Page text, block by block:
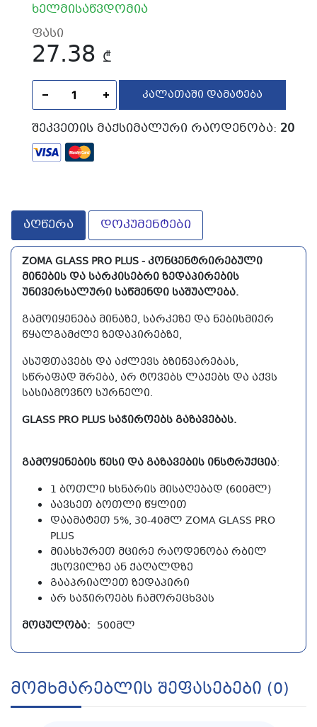
ხელმისაწვდომია
ფასი
27.38 ₾
ᲙᲐᲚᲐᲗᲐᲨᲘ ᲓᲐᲛᲐᲢᲔᲑᲐ
ᲨᲔᲙᲕᲔᲗᲘᲡ ᲛᲐᲥᲡᲘᲛᲐᲚᲣᲠᲘ ᲠᲐᲝᲓᲔᲜᲝᲑᲐ: 20
აღწერა დოკუმენტები
ZOMA GLASS PRO PLUS - ᲙᲝᲜᲪᲔᲜᲢᲠᲘᲠᲔᲑᲣᲚᲘ
ᲛᲘᲜᲔᲑᲘᲡ ᲓᲐ ᲡᲐᲠᲙᲘᲡᲔᲑᲠᲘ ᲖᲔᲓᲐᲞᲘᲠᲔᲑᲘᲡ
ᲣᲜᲘᲕᲔᲠᲡᲐᲚᲣᲠᲘ ᲡᲐᲬᲛᲔᲜᲓᲘ ᲡᲐᲨᲣᲐᲚᲔᲑᲐ.
ᲒᲐᲛᲝᲘᲧᲔᲜᲔᲑᲐ ᲛᲘᲜᲐᲖᲔ, ᲡᲐᲠᲙᲔᲖᲔ ᲓᲐ ᲜᲔᲑᲘᲡᲛᲘᲔᲠ
ᲬᲧᲐᲚᲒᲐᲛᲫᲚᲔ ᲖᲔᲓᲐᲞᲘᲠᲔᲑᲖᲔ,
ᲐᲡᲣᲤᲗᲐᲕᲔᲑᲡ ᲓᲐ ᲐᲫᲚᲔᲕᲡ ᲑᲖᲘᲜᲕᲐᲠᲔᲑᲐᲡ,
ᲡᲬᲠᲐᲤᲐᲓ ᲨᲠᲔᲑᲐ, ᲐᲠ ᲢᲝᲕᲔᲑᲡ ᲚᲐᲥᲔᲑᲡ ᲓᲐ ᲐᲥᲕᲡ
ᲡᲐᲡᲘᲐᲛᲝᲕᲜᲝ ᲡᲣᲠᲜᲔᲚᲘ.
GLASS PRO PLUS ᲡᲐᲭᲘᲠᲝᲔᲑᲡ ᲒᲐᲖᲐᲕᲔᲑᲐᲡ.
ᲒᲐᲛᲝᲧᲔᲜᲔᲑᲘᲡ ᲬᲔᲡᲘ ᲓᲐ ᲒᲐᲖᲐᲕᲔᲑᲘᲡ ᲘᲜᲡᲢᲠᲣᲥᲪᲘᲐ:
1 ᲑᲝᲗᲚᲘ ᲮᲡᲜᲐᲠᲘᲡ ᲛᲘᲡᲐᲦᲔᲑᲐᲓ (600ᲛᲚ)
ᲐᲐᲕᲡᲔᲗ ᲑᲝᲗᲚᲘ ᲬᲧᲚᲘᲗ
ᲓᲐᲐᲛᲐᲢᲔᲗ 5%, 30-40ᲛᲚ ZOMA GLASS PRO
PLUS
ᲛᲘᲐᲡᲮᲣᲠᲔᲗ ᲛᲪᲘᲠᲔ ᲠᲐᲝᲓᲔᲜᲝᲑᲐ ᲠᲑᲘᲚ
ᲥᲡᲝᲕᲘᲚᲖᲔ ᲐᲜ ᲥᲐᲦᲐᲚᲓᲖᲔ
ᲒᲐᲐᲞᲠᲘᲐᲚᲔᲗ ᲖᲔᲓᲐᲞᲘᲠᲘ
ᲐᲠ ᲡᲐᲭᲘᲠᲝᲔᲑᲡ ᲩᲐᲛᲝᲠᲔᲪᲮᲕᲐᲡ
ᲛᲝᲪᲣᲚᲝᲑᲐ: 500ᲛᲚ
Მომხმარებლის Შეფასებები (0)